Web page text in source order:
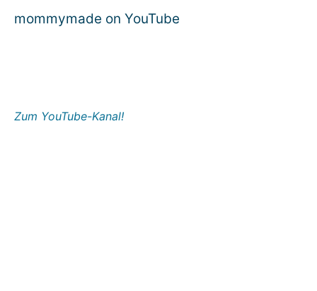
mommymade on YouTube
Zum YouTube-Kanal!